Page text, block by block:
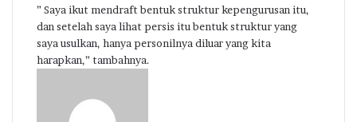
” Saya ikut mendraft bentuk struktur kepengurusan itu,
dan setelah saya lihat persis itu bentuk struktur yang
saya usulkan, hanya personilnya diluar yang kita
harapkan,” tambahnya.